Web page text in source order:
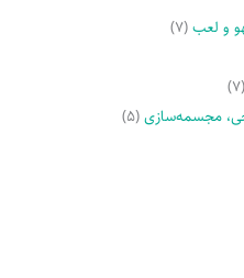
و لعب(۷)
مجسمه‌سازی(۵)